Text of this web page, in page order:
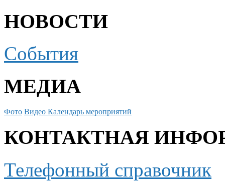
НОВОСТИ
События
МЕДИА
Фото Видео Календарь мероприятий
КОНТАКТНАЯ
Телефонный справочник